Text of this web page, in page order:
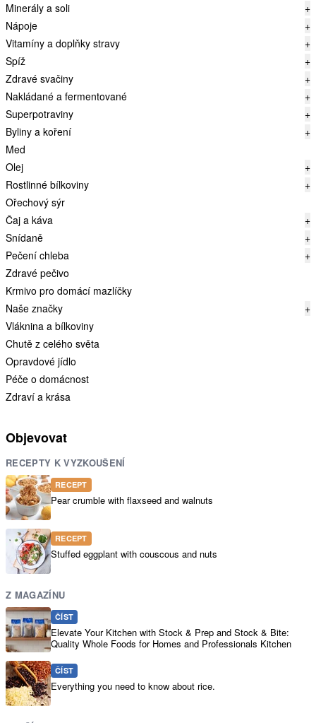
Minerály a soli
+
Nápoje
+
Vitamíny a doplňky stravy
+
Spíž
+
Zdravé svačiny
+
Nakládané a fermentované
+
Superpotraviny
+
Byliny a koření
+
Med
Olej
+
Rostlinné bílkoviny
+
Ořechový sýr
Čaj a káva
+
Snídaně
+
Pečení chleba
+
Zdravé pečivo
Krmivo pro domácí mazlíčky
Naše značky
+
Vláknina a bílkoviny
Chutě z celého světa
Opravdové jídlo
Péče o domácnost
Zdraví a krása
Objevovat
RECEPTY K VYZKOUŠENÍ
RECEPT
Pear crumble with flaxseed and walnuts
RECEPT
Stuffed eggplant with couscous and nuts
Z MAGAZÍNU
ČÍST
Elevate Your Kitchen with Stock & Prep and Stock & Bite:
Quality Whole Foods for Homes and Professionals Kitchen
ČÍST
Everything you need to know about rice.